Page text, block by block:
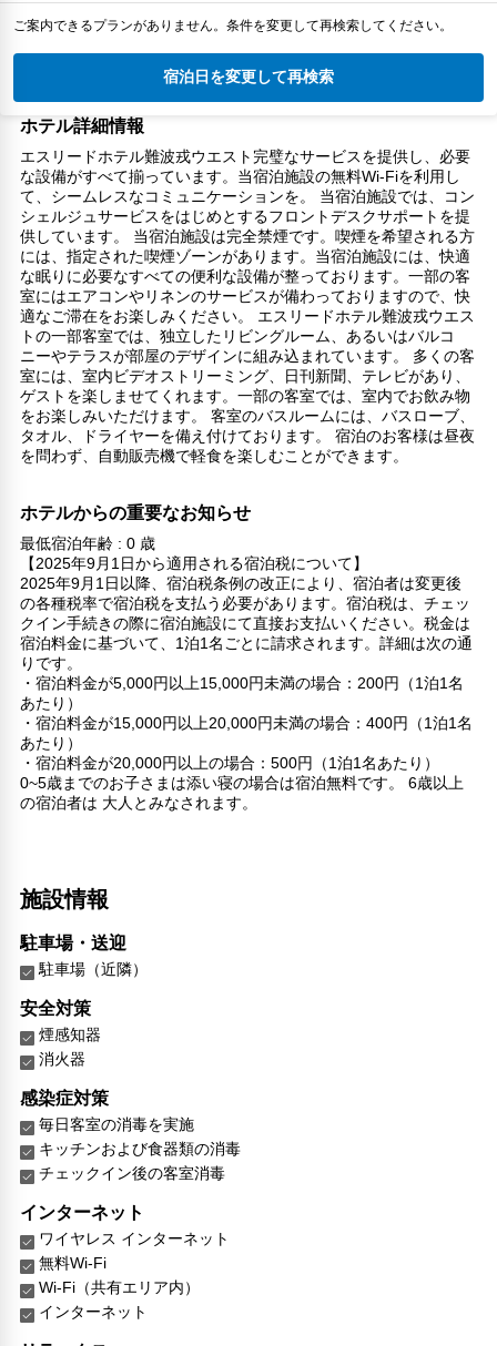
ご案内できるプランがありません。条件を変更して再検索してください。
宿泊日を変更して再検索
ホテル詳細情報
エスリードホテル難波戎ウエスト完璧なサービスを提供し、必要
な設備がすべて揃っています。当宿泊施設の無料Wi-Fiを利用し
て、シームレスなコミュニケーションを。 当宿泊施設では、コン
シェルジュサービスをはじめとするフロントデスクサポートを提
供しています。 当宿泊施設は完全禁煙です。喫煙を希望される方
には、指定された喫煙ゾーンがあります。当宿泊施設には、快適
な眠りに必要なすべての便利な設備が整っております。一部の客
室にはエアコンやリネンのサービスが備わっておりますので、快
適なご滞在をお楽しみください。 エスリードホテル難波戎ウエス
トの一部客室では、独立したリビングルーム、あるいはバルコ
ニーやテラスが部屋のデザインに組み込まれています。 多くの客
室には、室内ビデオストリーミング、日刊新聞、テレビがあり、
ゲストを楽しませてくれます。一部の客室では、室内でお飲み物
をお楽しみいただけます。 客室のバスルームには、バスローブ、
タオル、ドライヤーを備え付けております。 宿泊のお客様は昼夜
を問わず、自動販売機で軽食を楽しむことができます。
ホテルからの重要なお知らせ
最低宿泊年齢 : 0 歳
【2025年9月1日から適用される宿泊税について】
2025年9月1日以降、宿泊税条例の改正により、宿泊者は変更後
の各種税率で宿泊税を支払う必要があります。宿泊税は、チェッ
クイン手続きの際に宿泊施設にて直接お支払いください。税金は
宿泊料金に基づいて、1泊1名ごとに請求されます。詳細は次の通
りです。
・宿泊料金が5,000円以上15,000円未満の場合：200円（1泊1名
あたり）
・宿泊料金が15,000円以上20,000円未満の場合：400円（1泊1名
あたり）
・宿泊料金が20,000円以上の場合：500円（1泊1名あたり）
0~5歳までのお子さまは添い寝の場合は宿泊無料です。 6歳以上
の宿泊者は 大人とみなされます。
施設情報
駐車場・送迎
駐車場（近隣）
安全対策
煙感知器
消火器
感染症対策
毎日客室の消毒を実施
キッチンおよび食器類の消毒
チェックイン後の客室消毒
インターネット
ワイヤレス インターネット
無料Wi-Fi
Wi-Fi（共有エリア内）
インターネット